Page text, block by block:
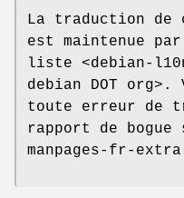
La traduction de
est maintenue
liste <debian-
debian DOT
toute erreur de
rapport de bogue
manpages-fr-